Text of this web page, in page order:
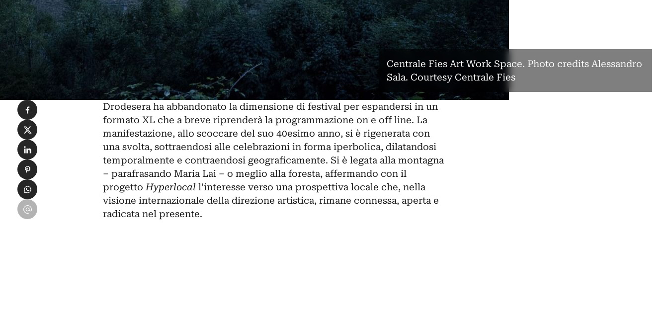
Centrale Fies Art Work Space. Photo credits Alessandro
Sala. Courtesy Centrale Fies
Drodesera ha abbandonato la dimensione di festival per espandersi in un
formato XL che a breve riprenderà la programmazione on e off line. La
manifestazione, allo scoccare del suo 40esimo anno, si è rigenerata con
una svolta, sottraendosi alle celebrazioni in forma iperbolica, dilatandosi
temporalmente e contraendosi geograficamente. Si è legata alla montagna
‒ parafrasando Maria Lai ‒ o meglio alla foresta, affermando con il
progettoHyperlocal l’interesse verso una prospettiva locale che, nella
visione internazionale della direzione artistica, rimane connessa, aperta e
radicata nel presente.
Condividi su Facebook
Condividi su X
Condividi su LinkedIn
Condividi su Pinterest
Condividi su WhatsApp
Condividi su Email